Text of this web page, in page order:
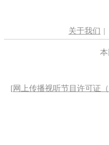
关于我们 |
[网上传播视听节目许可证（